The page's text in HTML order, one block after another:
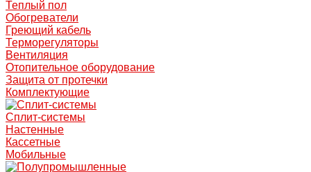
Теплый пол
Обогреватели
Греющий кабель
Терморегуляторы
Вентиляция
Отопительное оборудование
Защита от протечки
Комплектующие
Сплит-системы
Настенные
Кассетные
Мобильные